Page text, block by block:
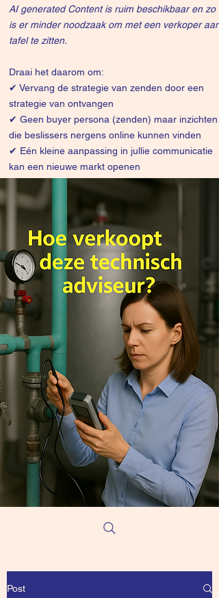
AI generated Content is ruim beschikbaar en zo
is er minder noodzaak om met een verkoper aan
tafel te zitten.
Draai het daarom om:
✔ Vervang de strategie van zenden door een
strategie van ontvangen
✔ Geen buyer persona (zenden) maar inzichten
die beslissers nergens online kunnen vinden
✔ Eén kleine aanpassing in jullie communicatie
kan een nieuwe markt openen
Post